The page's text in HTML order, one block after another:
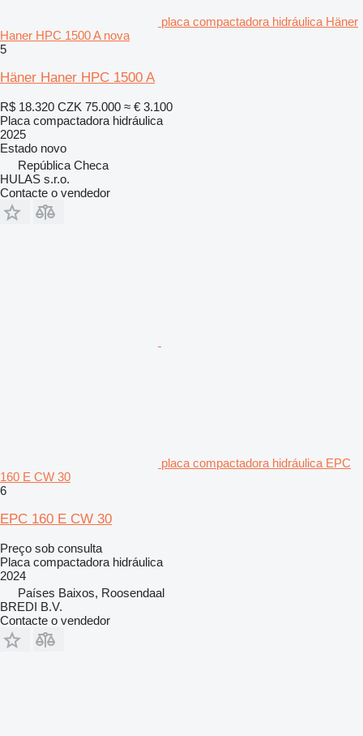
placa compactadora hidráulica Häner
Haner HPC 1500 A nova
5
Häner Haner HPC 1500 A
R$ 18.320 CZK 75.000 ≈ € 3.100
Placa compactadora hidráulica
2025
Estado novo
República Checa
HULAS s.r.o.
Contacte o vendedor
placa compactadora hidráulica EPC
160 E CW 30
6
EPC 160 E CW 30
Preço sob consulta
Placa compactadora hidráulica
2024
Países Baixos, Roosendaal
BREDI B.V.
Contacte o vendedor